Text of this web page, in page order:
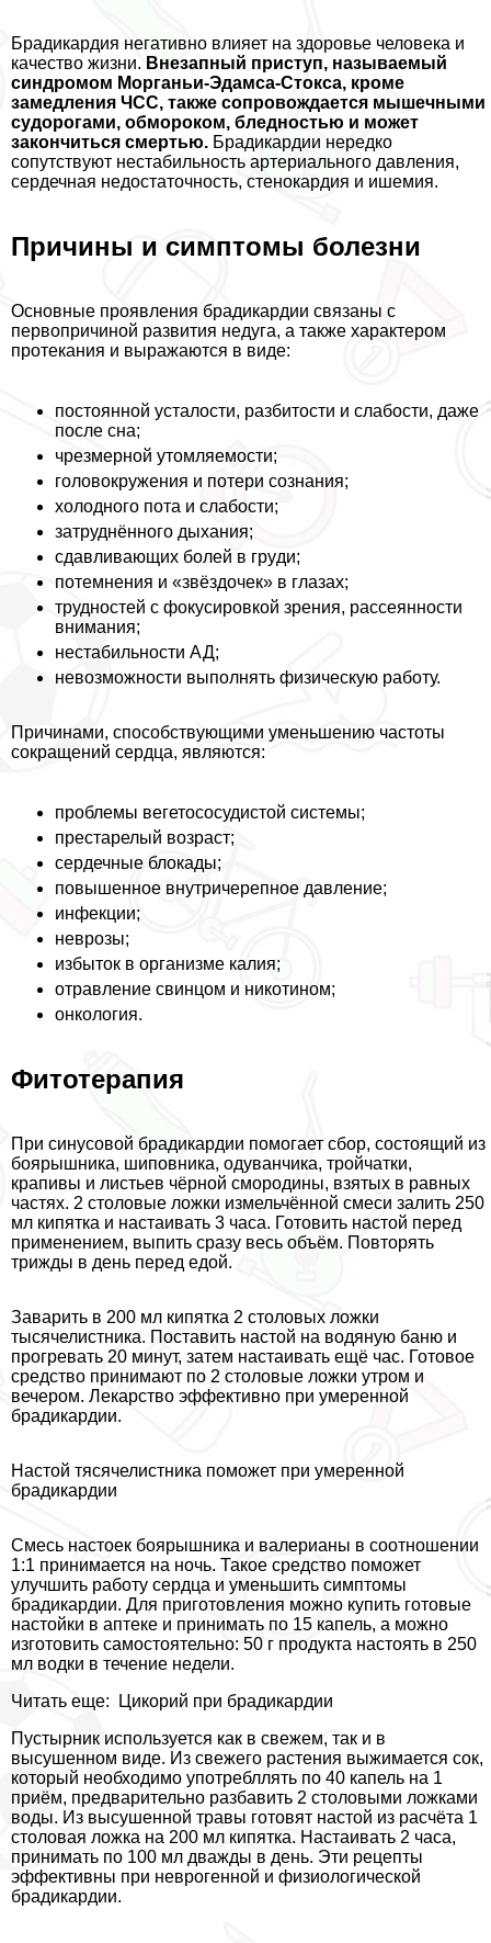
Брадикардия негативно влияет на здоровье человека и
качество жизни. Внезапный приступ, называемый
синдромом Морганьи-Эдамса-Стокса, кроме
замедления ЧСС, также сопровождается мышечными
судорогами, обмороком, бледностью и может
закончиться cмepтью. Брадикардии нередко
сопутствуют нестабильность артериального давления,
сердечная недостаточность, стенокардия и ишемия.
Причины и симптомы болезни
Основные проявления брадикардии связаны с
первопричиной развития недуга, а также хаpaктером
протекания и выражаются в виде:
постоянной усталости, разбитости и слабости, даже
после сна;
чрезмерной утомляемости;
головокружения и потери сознания;
холодного пота и слабости;
затруднённого дыхания;
сдавливающих болей в гpyди;
потемнения и «звёздочек» в глазах;
трудностей с фокусировкой зрения, рассеянности
внимания;
нестабильности АД;
невозможности выполнять физическую работу.
Причинами, способствующими уменьшению частоты
сокращений сердца, являются:
проблемы вегетососудистой системы;
престарелый возраст;
сердечные блокады;
повышенное внутричерепное давление;
инфекции;
неврозы;
избыток в организме калия;
отравление свинцом и никотином;
oнкoлoгия.
Фитотерапия
При синусовой брадикардии помогает сбор, состоящий из
боярышника, шиповника, одуванчика, тройчатки,
крапивы и листьев чёрной смородины, взятых в равных
частях. 2 столовые ложки измельчённой смеси залить 250
мл кипятка и настаивать 3 часа. Готовить настой перед
применением, выпить сразу весь объём. Повторять
трижды в день перед едой.
Заварить в 200 мл кипятка 2 столовых ложки
тысячелистника. Поставить настой на водяную баню и
прогревать 20 минут, затем настаивать ещё час. Готовое
средство принимают по 2 столовые ложки утром и
вечером. Лекарство эффективно при умеренной
брадикардии.
Настой тясячелистника поможет при умеренной
брадикардии
Смесь настоек боярышника и валерианы в соотношении
1:1 принимается на ночь. Такое средство поможет
улучшить работу сердца и уменьшить симптомы
брадикардии. Для приготовления можно купить готовые
настойки в аптеке и принимать по 15 капель, а можно
изготовить самостоятельно: 50 г продукта настоять в 250
мл водки в течение недели.
Читать еще:
Цикорий при брадикардии
Пустырник используется как в свежем, так и в
высушенном виде. Из свежего растения выжимается сок,
который необходимо употрeбллять по 40 капель на 1
приём, предварительно разбавить 2 столовыми ложками
воды. Из высушенной травы готовят настой из расчёта 1
столовая ложка на 200 мл кипятка. Настаивать 2 часа,
принимать по 100 мл дважды в день. Эти рецепты
эффективны при неврогенной и физиологической
брадикардии.